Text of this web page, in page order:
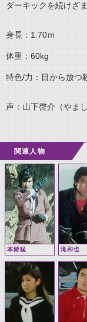
ダーキックを続けざ
身長：1.70ｍ
体重：60kg
特色/力：目から放つ
声：山下啓介（やま
関連人物
本郷猛 滝和也